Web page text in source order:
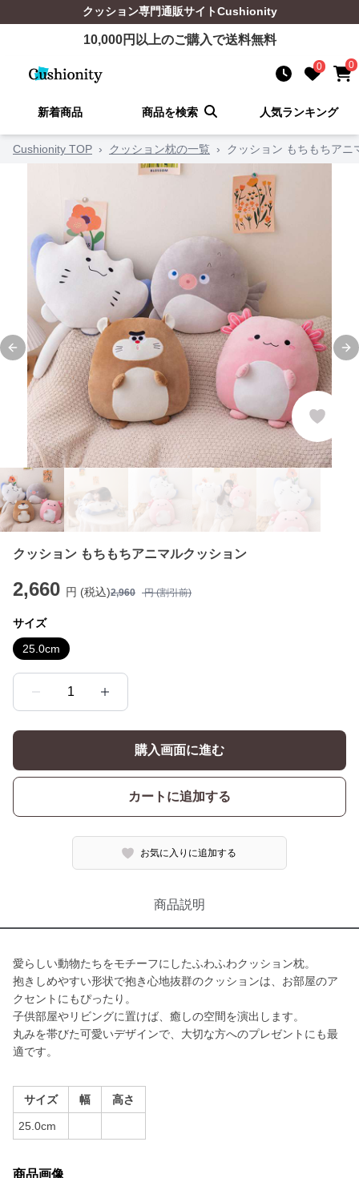
クッション専門通販サイトCushionity
10,000円以上のご購入で送料無料
0 0
新着商品 商品を検索 人気ランキング
Cushionity TOP › クッション枕の一覧 › クッション もちもちアニ
Previous slide
クッション もちもちアニマルクッション
2,660 円 (税込)2,960 円 (割引前)
サイズ
25.0cm
1
購入画面に進む
カートに追加する
お気に入りに追加する
商品説明
愛らしい動物たちをモチーフにしたふわふわクッション枕。
抱きしめやすい形状で抱き心地抜群のクッションは、お部屋のア
クセントにもぴったり。
子供部屋やリビングに置けば、癒しの空間を演出します。
丸みを帯びた可愛いデザインで、大切な方へのプレゼントにも最
適です。
サイズ 幅 高さ
25.0cm
商品画像